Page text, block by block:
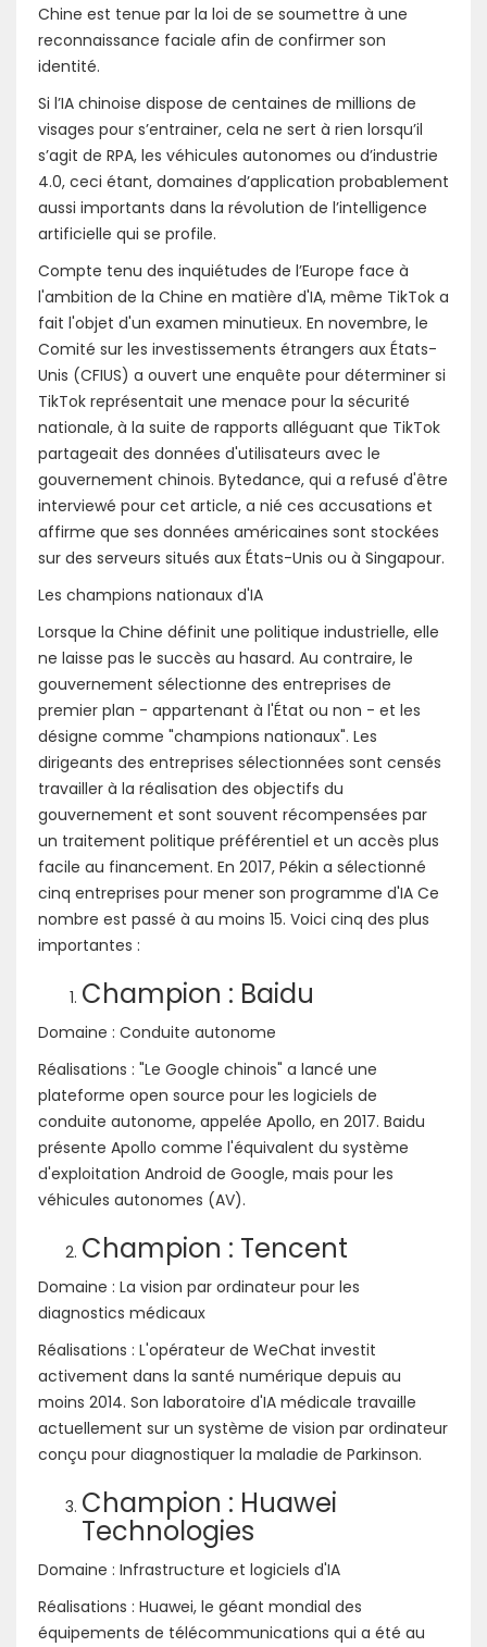
Chine est tenue par la loi de se soumettre à une
reconnaissance faciale afin de confirmer son
identité.
Si l’IA chinoise dispose de centaines de millions de
visages pour s’entrainer, cela ne sert à rien lorsqu’il
s’agit de RPA, les véhicules autonomes ou d’industrie
4.0, ceci étant, domaines d’application probablement
aussi importants dans la révolution de l’intelligence
artificielle qui se profile.
Compte tenu des inquiétudes de l’Europe face à
l'ambition de la Chine en matière d'IA, même TikTok a
fait l'objet d'un examen minutieux. En novembre, le
Comité sur les investissements étrangers aux États-
Unis (CFIUS) a ouvert une enquête pour déterminer si
TikTok représentait une menace pour la sécurité
nationale, à la suite de rapports alléguant que TikTok
partageait des données d'utilisateurs avec le
gouvernement chinois. Bytedance, qui a refusé d'être
interviewé pour cet article, a nié ces accusations et
affirme que ses données américaines sont stockées
sur des serveurs situés aux États-Unis ou à Singapour.
Les champions nationaux d'IA
Lorsque la Chine définit une politique industrielle, elle
ne laisse pas le succès au hasard. Au contraire, le
gouvernement sélectionne des entreprises de
premier plan - appartenant à l'État ou non - et les
désigne comme "champions nationaux". Les
dirigeants des entreprises sélectionnées sont censés
travailler à la réalisation des objectifs du
gouvernement et sont souvent récompensées par
un traitement politique préférentiel et un accès plus
facile au financement. En 2017, Pékin a sélectionné
cinq entreprises pour mener son programme d'IA Ce
nombre est passé à au moins 15. Voici cinq des plus
importantes :
Champion : Baidu
Domaine : Conduite autonome
Réalisations : "Le Google chinois" a lancé une
plateforme open source pour les logiciels de
conduite autonome, appelée Apollo, en 2017. Baidu
présente Apollo comme l'équivalent du système
d'exploitation Android de Google, mais pour les
véhicules autonomes (AV).
Champion : Tencent
Domaine : La vision par ordinateur pour les
diagnostics médicaux
Réalisations : L'opérateur de WeChat investit
activement dans la santé numérique depuis au
moins 2014. Son laboratoire d'IA médicale travaille
actuellement sur un système de vision par ordinateur
conçu pour diagnostiquer la maladie de Parkinson.
Champion : Huawei
Technologies
Domaine : Infrastructure et logiciels d'IA
Réalisations : Huawei, le géant mondial des
équipements de télécommunications qui a été au